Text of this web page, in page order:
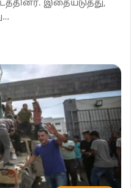
இதையடுத்து,